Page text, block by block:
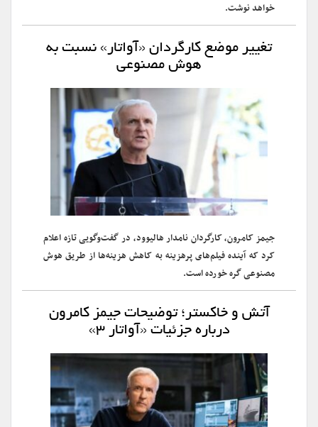
خواهد نوشت.
تغییر موضع کارگردان «آواتار» نسبت به
هوش مصنوعی
جیمز کامرون، کارگردان نامدار هالیوود، در گفت‌وگویی تازه اعلام
کرد که آینده فیلم‌های پرهزینه به کاهش هزینه‌ها از طریق هوش
مصنوعی گره خورده است.
آتش و خاکستر؛ توضیحات جیمز کامرون
درباره جزئیات «آواتار ۳»